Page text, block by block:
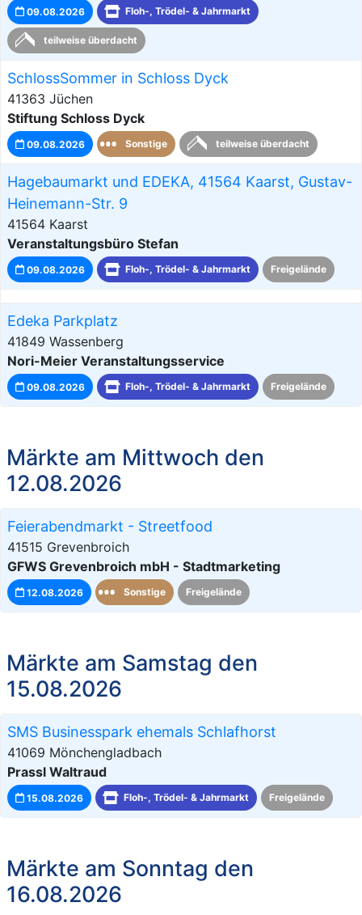
09.08.2026 Floh-, Trödel- & Jahrmarkt
teilweise überdacht
SchlossSommer in Schloss Dyck
41363 Jüchen
Stiftung Schloss Dyck
09.08.2026 Sonstige teilweise überdacht
Hagebaumarkt und EDEKA, 41564 Kaarst, Gustav-
Heinemann-Str. 9
41564 Kaarst
Veranstaltungsbüro Stefan
09.08.2026 Floh-, Trödel- & Jahrmarkt Freigelände
Edeka Parkplatz
41849 Wassenberg
Nori-Meier Veranstaltungsservice
09.08.2026 Floh-, Trödel- & Jahrmarkt Freigelände
Märkte am Mittwoch den
12.08.2026
Feierabendmarkt - Streetfood
41515 Grevenbroich
GFWS Grevenbroich mbH - Stadtmarketing
12.08.2026 Sonstige Freigelände
Märkte am Samstag den
15.08.2026
SMS Businesspark ehemals Schlafhorst
41069 Mönchengladbach
Prassl Waltraud
15.08.2026 Floh-, Trödel- & Jahrmarkt Freigelände
Märkte am Sonntag den
16.08.2026